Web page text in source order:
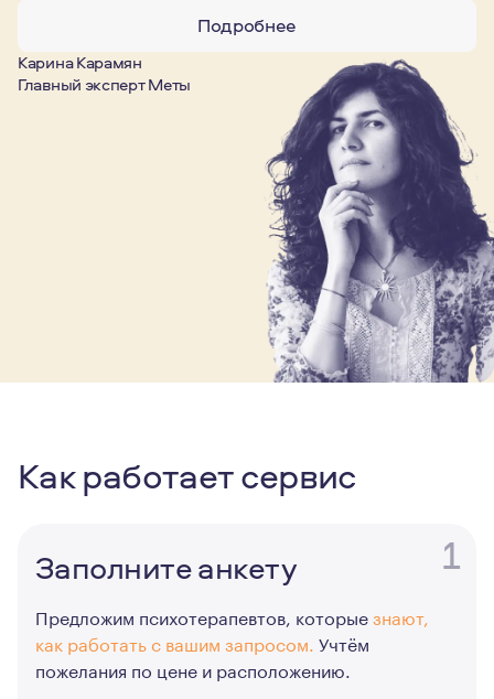
Подробнее
Карина Карамян
Главный эксперт Меты
Как работает сервис
1
Заполните анкету
Предложим психотерапевтов, которыезнают,
как работать с вашим запросом. Учтём
пожелания по цене и расположению.